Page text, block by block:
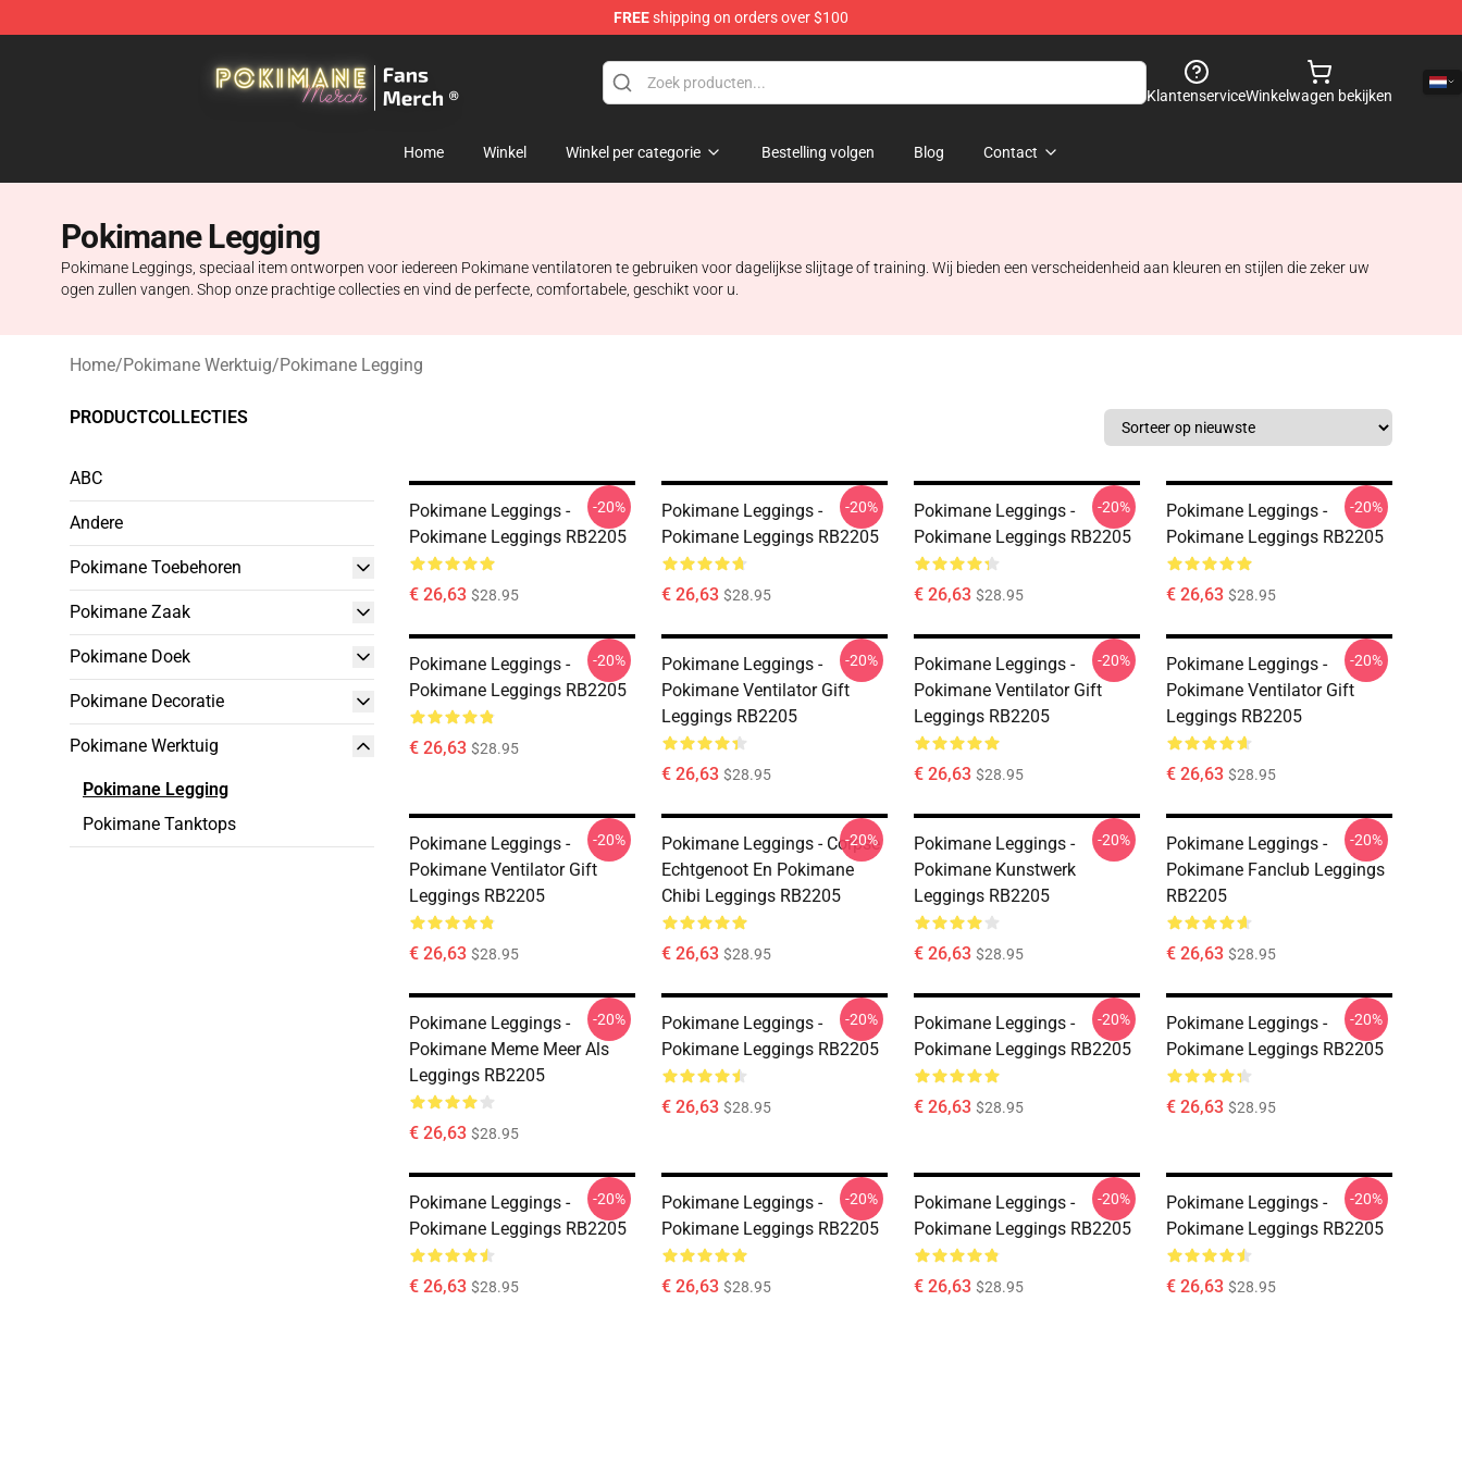
FREEshipping on orders over $100
KlantenserviceWinkelwagen bekijken
Home Winkel Winkel per categorie Bestelling volgen Blog Contact
Pokimane Legging
Pokimane Leggings, speciaal item ontworpen voor iedereen Pokimane ventilatoren te gebruiken voor dagelijkse slijtage of training. Wij bieden een verscheidenheid aan kleuren en stijlen die zeker uw
ogen zullen vangen. Shop onze prachtige collecties en vind de perfecte, comfortabele, geschikt voor u.
Home/Pokimane Werktuig/Pokimane Legging
PRODUCTCOLLECTIES
ABC
Andere
Pokimane Toebehoren
Pokimane Zaak
Pokimane Doek
Pokimane Decoratie
Pokimane Werktuig
Pokimane Legging
Pokimane Tanktops
Pokimane Leggings -
Pokimane Leggings RB2205
€ 26,63 $28.95
-20%
Pokimane Leggings -
Pokimane Leggings RB2205
€ 26,63 $28.95
-20%
Pokimane Leggings -
Pokimane Leggings RB2205
€ 26,63 $28.95
-20%
Pokimane Leggings -
Pokimane Leggings RB2205
€ 26,63 $28.95
-20%
Pokimane Leggings -
Pokimane Leggings RB2205
€ 26,63 $28.95
-20%
Pokimane Leggings -
Pokimane Ventilator Gift
Leggings RB2205
€ 26,63 $28.95
-20%
Pokimane Leggings -
Pokimane Ventilator Gift
Leggings RB2205
€ 26,63 $28.95
-20%
Pokimane Leggings -
Pokimane Ventilator Gift
Leggings RB2205
€ 26,63 $28.95
-20%
Pokimane Leggings -
Pokimane Ventilator Gift
Leggings RB2205
€ 26,63 $28.95
-20%
Pokimane Leggings - Corpse
Echtgenoot En Pokimane
Chibi Leggings RB2205
€ 26,63 $28.95
-20%
Pokimane Leggings -
Pokimane Kunstwerk
Leggings RB2205
€ 26,63 $28.95
-20%
Pokimane Leggings -
Pokimane Fanclub Leggings
RB2205
€ 26,63 $28.95
-20%
Pokimane Leggings -
Pokimane Meme Meer Als
Leggings RB2205
€ 26,63 $28.95
-20%
Pokimane Leggings -
Pokimane Leggings RB2205
€ 26,63 $28.95
-20%
Pokimane Leggings -
Pokimane Leggings RB2205
€ 26,63 $28.95
-20%
Pokimane Leggings -
Pokimane Leggings RB2205
€ 26,63 $28.95
-20%
Pokimane Leggings -
Pokimane Leggings RB2205
€ 26,63 $28.95
-20%
Pokimane Leggings -
Pokimane Leggings RB2205
€ 26,63 $28.95
-20%
Pokimane Leggings -
Pokimane Leggings RB2205
€ 26,63 $28.95
-20%
Pokimane Leggings -
Pokimane Leggings RB2205
€ 26,63 $28.95
-20%